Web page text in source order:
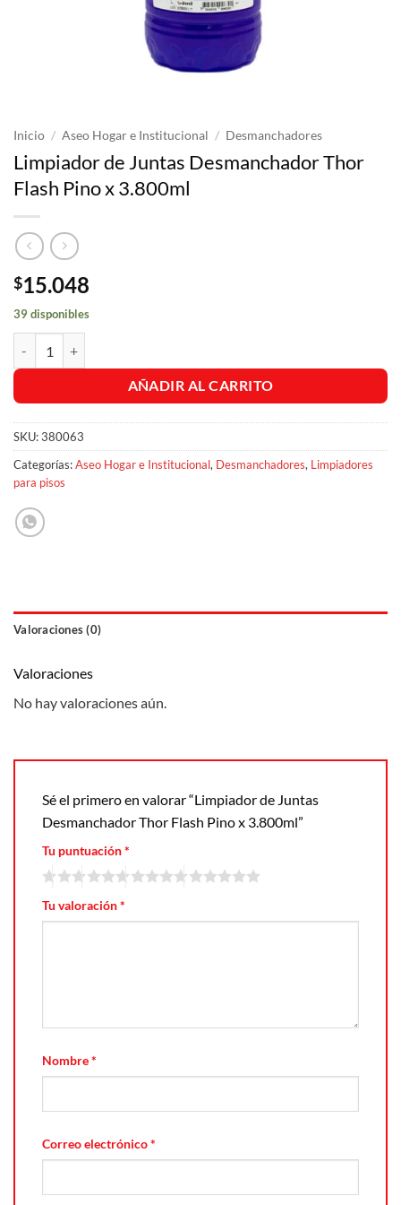
Inicio / Aseo Hogar e Institucional / Desmanchadores
Limpiador de Juntas Desmanchador Thor
Flash Pino x 3.800ml
$15.048
39 disponibles
AÑADIR AL CARRITO
SKU:380063
Categorías:Aseo Hogar e Institucional, Desmanchadores, Limpiadores
para pisos
Valoraciones (0)
Valoraciones
No hay valoraciones aún.
Sé el primero en valorar “Limpiador de Juntas
Desmanchador Thor Flash Pino x 3.800ml”
Tu puntuación*
Tu valoración*
Nombre*
Correo electrónico*